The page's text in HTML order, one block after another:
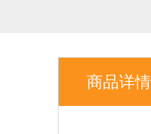
商品详情